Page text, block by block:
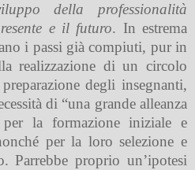
della professionalità
e il futuro. In estrema
i passi già compiuti, pur in
realizzazione di un circolo
degli insegnanti,
di “una grande alleanza
la formazione iniziale e
per la loro selezione e
Parrebbe proprio un’ipotesi